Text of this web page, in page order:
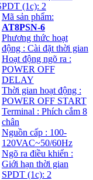
Mã sản phẩm:
AT8PSN-6
Phương thức hoạt
động : Cài đặt thời gian
Hoạt động ngõ ra :
POWER OFF
DELAY
Thời gian hoạt động :
POWER OFF START
Terminal : Phích cắm 8
chân
Nguồn cấp : 100-
120VAC~50/60Hz
Ngõ ra điều khiển :
Giới hạn thời gian
SPDT (1c): 2